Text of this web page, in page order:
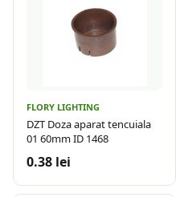
FLORY LIGHTING
DZT Doza aparat tencuiala
01 60mm ID 1468
0.38 lei